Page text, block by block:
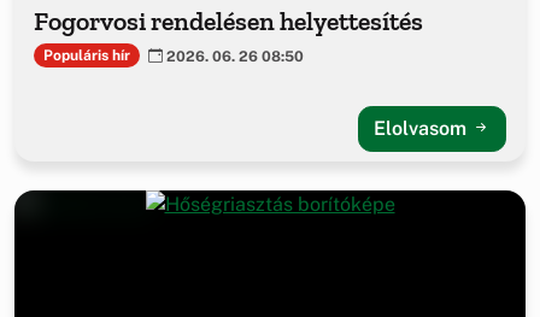
Fogorvosi rendelésen helyettesítés
Populáris hír 2026. 06. 26 08:50
Elolvasom